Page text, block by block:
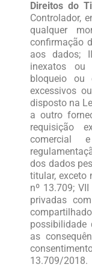
Direitos do
Controlador,
qualquer
confirmação
aos dados;
inexatos ou
bloqueio ou
excessivos
disposto na
a outro
requisição
comercial
dos dados
titular, exceto
nº 13.709;
privadas
possibilidade
as
13.709/2018.